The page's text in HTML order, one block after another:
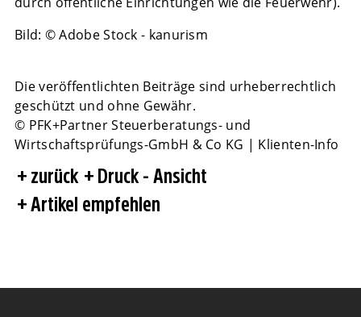
Bild: © Adobe Stock - kanurism
Die veröffentlichten Beiträge sind urheberrechtlich
geschützt und ohne Gewähr.
© PFK+Partner Steuerberatungs- und
Wirtschaftsprüfungs-GmbH & Co KG | Klienten-Info
zurück
Druck - Ansicht
Artikel empfehlen